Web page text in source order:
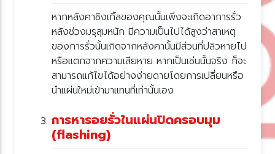
หากหลังคาชิงเกิ้ลของคุณนั้นเพิ่งจะเกิดอาการรั่ว
หลังช่วงมรุสุมหนัก มีความเป็นไปได้สูงว่าสาเหตุ
ของการรั่วนั้นเกิดจากหลังคานั้นมีส่วนที่ปลิวหายไป
หรือแตกจากความเสียหาย หากเป็นเช่นนั้นจริง ก็จะ
สามารถแก้ไขได้อย่างง่ายดายโดยการเปลี่ยนหรือ
นำแผ่นใหม่เข้ามาแทนที่เท่านั้นเอง
การหารอยรั่วในแผ่นปิดครอบมุม
(flashing)